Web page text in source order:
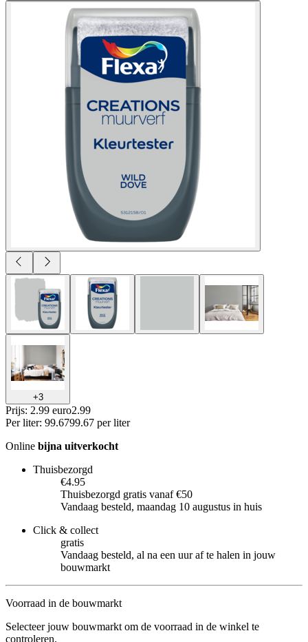
+3
Prijs: 2.99 euro2.99
Per liter: 99.6799.67 per liter
Online bijna uitverkocht
Thuisbezorgd
€4.95
Thuisbezorgd gratis vanaf €50
Vandaag besteld, maandag 10 augustus in huis
Click & collect
gratis
Vandaag besteld, al na een uur af te halen in jouw
bouwmarkt
Voorraad in de bouwmarkt
Selecteer jouw bouwmarkt om de voorraad in de winkel te
controleren.